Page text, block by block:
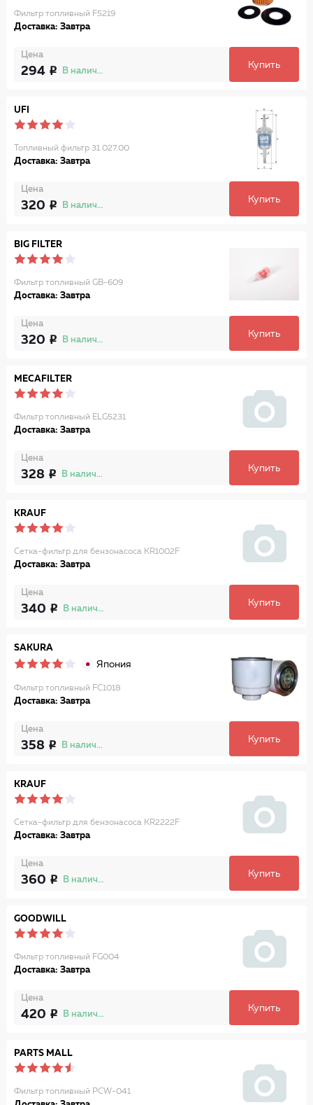
Фильтр топливный F5219
Доставка: Завтра
Цена
294 В наличии
Купить
UFI
Топливный фильтр 31.027.00
Доставка: Завтра
Цена
320 В наличии
Купить
BIG FILTER
Фильтр топливный GB-609
Доставка: Завтра
Цена
320 В наличии
Купить
MECAFILTER
Фильтр топливный ELG5231
Доставка: Завтра
Цена
328 В наличии
Купить
KRAUF
Сетка-фильтр для бензонасоса KR1002F
Доставка: Завтра
Цена
340 В наличии
Купить
SAKURA
Япония
Фильтр топливный FC1018
Доставка: Завтра
Цена
358 В наличии
Купить
KRAUF
Сетка-фильтр для бензонасоса KR2222F
Доставка: Завтра
Цена
360 В наличии
Купить
GOODWILL
Фильтр топливный FG004
Доставка: Завтра
Цена
420 В наличии
Купить
PARTS MALL
Фильтр топливный PCW-041